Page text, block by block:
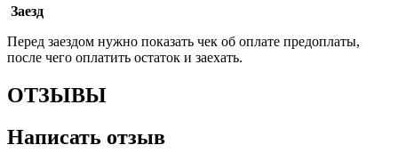
Заезд
Перед заездом нужно показать чек об оплате предоплаты,
после чего оплатить остаток и заехать.
ОТЗЫВЫ
Написать отзыв